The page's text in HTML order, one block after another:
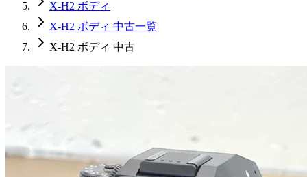
X-H2 ボディ
X-H2 ボディ 中古一覧
X-H2 ボディ 中古